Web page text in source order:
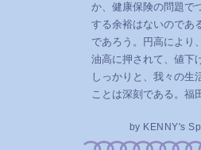
か、健康保険の問題で
する余裕はないのであ
であろう。円高により
油高に押されて、値下
しっかりと、我々の生
ことは深刻である。福
by KENNY's